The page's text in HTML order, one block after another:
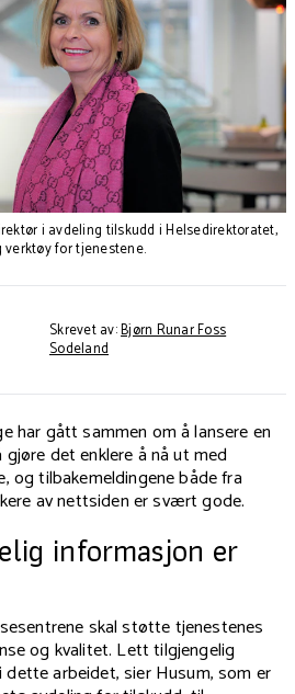
i avdeling tilskudd i Helsedirektoratet,
verktøy for tjenestene.
Skrevet av:Bjørn Runar Foss
Sodeland
har gått sammen om å lansere en
det enklere å nå ut med
og tilbakemeldingene både fra
av nettsiden er svært gode.
informasjon er
skal støtte tjenestenes
og kvalitet. Lett tilgjengelig
dette arbeidet, sier Husum, som er